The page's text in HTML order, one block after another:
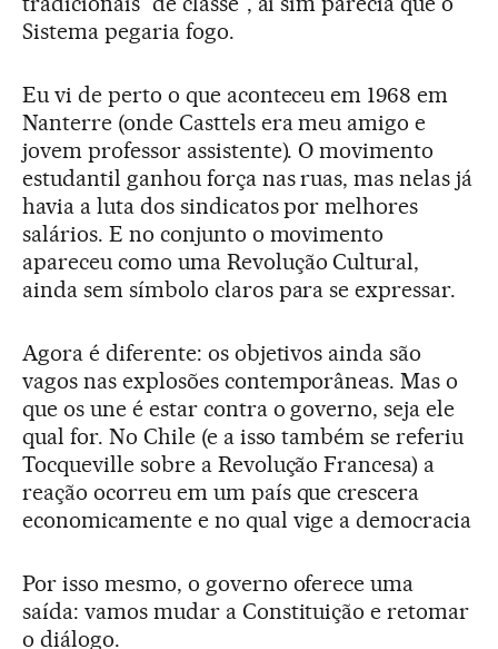
Sistema pegaria fogo.
Eu vi de perto o que aconteceu em 1968 em
Nanterre (onde Casttels era meu amigo e
jovem professor assistente). O movimento
estudantil ganhou força nas ruas, mas nelas já
havia a luta dos sindicatos por melhores
salários. E no conjunto o movimento
apareceu como uma Revolução Cultural,
ainda sem símbolo claros para se expressar.
Agora é diferente: os objetivos ainda são
vagos nas explosões contemporâneas. Mas o
que os une é estar contra o governo, seja ele
qual for. No Chile (e a isso também se referiu
Tocqueville sobre a Revolução Francesa) a
reação ocorreu em um país que crescera
economicamente e no qual vige a democracia
Por isso mesmo, o governo oferece uma
saída: vamos mudar a Constituição e retomar
o diálogo.